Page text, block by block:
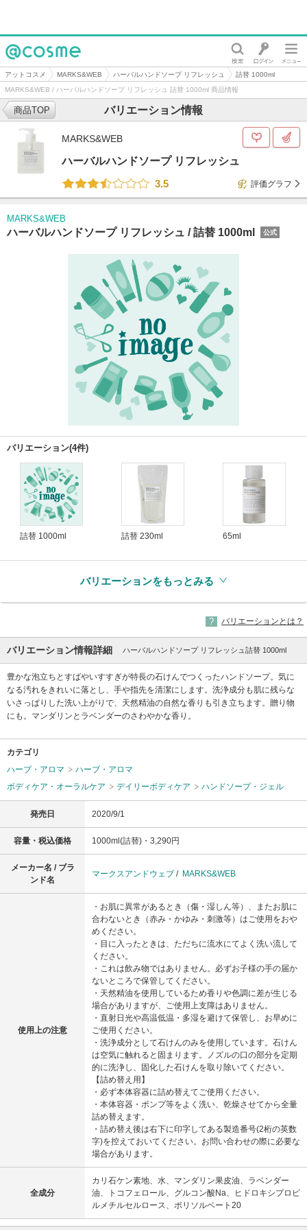
@cosme
アットコスメ MARKS&WEB ハーバルハンドソープ リフレッシュ
詰替 1000ml
MARKS&WEB / ハーバルハンドソープ リフレッシュ 詰替 1000ml 商品情報
バリエーション情報
商品TOP
MARKS&WEB
ハーバルハンドソープ リフレッシュ
3.5
評価グラフ
MARKS&WEB
ハーバルハンドソープ リフレッシュ /詰替 1000ml 公式
バリエーション(4件)
詰替 1000ml 詰替 230ml 65ml
バリエーションをもっとみる
バリエーションとは？
バリエーション情報詳細 ハーバルハンドソープ リフレッシュ詰替 1000ml
豊かな泡立ちとすばやいすすぎが特長の石けんでつくったハンドソープ。気に
なる汚れをきれいに落とし、手や指先を清潔にします。洗浄成分も肌に残らな
いさっぱりした洗い上がりで、天然精油の自然な香りも引き立ちます。贈り物
にも。マンダリンとラベンダーのさわやかな香り。
カテゴリ
ハーブ・アロマ
ハーブ・アロマ
ボディケア・オーラルケア
デイリーボディケア ハンドソープ・ジェル
発売日 2020/9/1
容量・税込価格 1000ml(詰替)・3,290円
メーカー名 / ブラ
ンド名
マークスアンドウェブ / MARKS&WEB
使用上の注意
・お肌に異常があるとき（傷・湿しん等）、またお肌に
合わないとき（赤み・かゆみ・刺激等）はご使用をおや
めください。
・目に入ったときは、ただちに流水にてよく洗い流して
ください。
・これは飲み物ではありません。必ずお子様の手の届か
ないところで保管してください。
・天然精油を使用しているため香りや色調に差が生じる
場合がありますが、ご使用上支障はありません。
・直射日光や高温低温・多湿を避けて保管し、お早めに
ご使用ください。
・洗浄成分として石けんのみを使用しています。石けん
は空気に触れると固まります。ノズルの口の部分を定期
的に洗浄し、固化した石けんを取り除いてください。
【詰め替え用】
・必ず本体容器に詰め替えてご使用ください。
・本体容器・ポンプ等をよく洗い、乾燥させてから全量
詰め替えます。
・詰め替え後は右下に印字してある製造番号(2桁の英数
字)を控えておいてください。お問い合わせの際に必要な
場合があります。
全成分
カリ石ケン素地、水、マンダリン果皮油、ラベンダー
油、トコフェロール、グルコン酸Na、ヒドロキシプロピ
ルメチルセルロース、ポリソルベート20